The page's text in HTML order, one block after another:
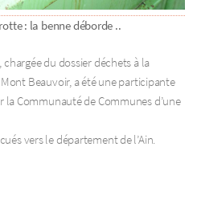
: la benne déborde ..
du dossier déchets à la
Beauvoir, a été une participante
la Communauté de Communes d’une
vers le département de l’Ain.